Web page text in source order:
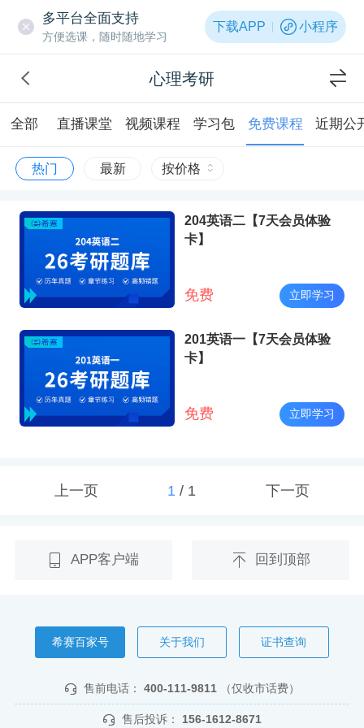
多平台全面支持
方便选课，随时随地学习
下载APP 小程序
心理考研
全部 直播课堂 视频课程 学习包 免费课程 近期公
热门 最新 按价格
204英语二【7天会员体验
卡】
免费 立即学习
201英语一【7天会员体验
卡】
免费 立即学习
上一页 1/ 1 下一页
APP客户端 回到顶部
希赛百家号 关于我们 证书查询
售前电话： 400-111-9811 （仅收市话费）
售后投诉： 156-1612-8671